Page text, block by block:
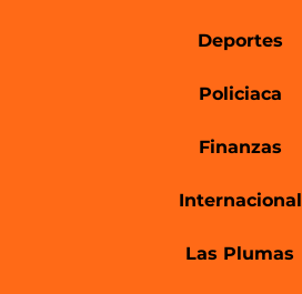
Deportes
Policiaca
Finanzas
Internacional
Las Plumas